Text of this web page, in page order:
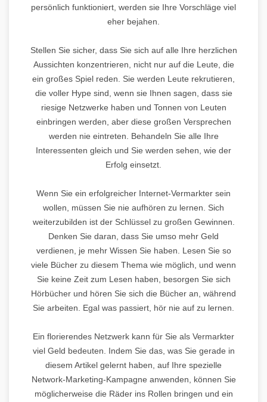
persönlich funktioniert, werden sie Ihre Vorschläge viel
eher bejahen.
Stellen Sie sicher, dass Sie sich auf alle Ihre herzlichen
Aussichten konzentrieren, nicht nur auf die Leute, die
ein großes Spiel reden. Sie werden Leute rekrutieren,
die voller Hype sind, wenn sie Ihnen sagen, dass sie
riesige Netzwerke haben und Tonnen von Leuten
einbringen werden, aber diese großen Versprechen
werden nie eintreten. Behandeln Sie alle Ihre
Interessenten gleich und Sie werden sehen, wie der
Erfolg einsetzt.
Wenn Sie ein erfolgreicher Internet-Vermarkter sein
wollen, müssen Sie nie aufhören zu lernen. Sich
weiterzubilden ist der Schlüssel zu großen Gewinnen.
Denken Sie daran, dass Sie umso mehr Geld
verdienen, je mehr Wissen Sie haben. Lesen Sie so
viele Bücher zu diesem Thema wie möglich, und wenn
Sie keine Zeit zum Lesen haben, besorgen Sie sich
Hörbücher und hören Sie sich die Bücher an, während
Sie arbeiten. Egal was passiert, hör nie auf zu lernen.
Ein florierendes Netzwerk kann für Sie als Vermarkter
viel Geld bedeuten. Indem Sie das, was Sie gerade in
diesem Artikel gelernt haben, auf Ihre spezielle
Network-Marketing-Kampagne anwenden, können Sie
möglicherweise die Räder ins Rollen bringen und ein